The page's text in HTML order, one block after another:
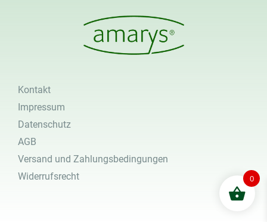
Kontakt
Impressum
Datenschutz
AGB
Versand und Zahlungsbedingungen
Widerrufsrecht
0